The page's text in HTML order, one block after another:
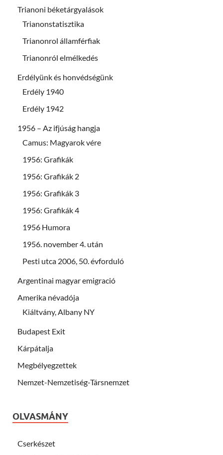
Trianoni béketárgyalások
Trianonstatisztika
Trianonrol államférfiak
Trianonról elmélkedés
Erdélyünk és honvédségünk
Erdély 1940
Erdély 1942
1956 – Az ifjúság hangja
Camus: Magyarok vére
1956: Grafikák
1956: Grafikák 2
1956: Grafikák 3
1956: Grafikák 4
1956 Humora
1956. november 4. után
Pesti utca 2006, 50. évforduló
Argentinai magyar emigració
Amerika névadója
Kiáltvány, Albany NY
Budapest Exit
Kárpátalja
Megbélyegzettek
Nemzet-Nemzetiség-Társnemzet
OLVASMÁNY
Cserkészet